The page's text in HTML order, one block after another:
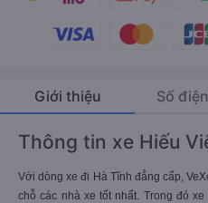
Giới thiệu Số
Thông tin xe Hiếu
Với dòng xe đi Hà Tĩnh đẳng cấp,
chỗ các nhà xe tốt nhất. Trong đó